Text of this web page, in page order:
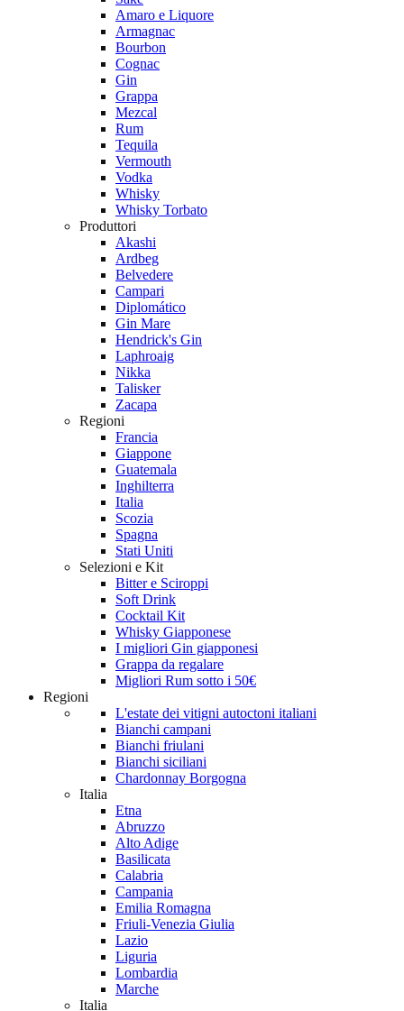
Amaro e Liquore
Armagnac
Bourbon
Cognac
Gin
Grappa
Mezcal
Rum
Tequila
Vermouth
Vodka
Whisky
Whisky Torbato
Produttori
Akashi
Ardbeg
Belvedere
Campari
Diplomático
Gin Mare
Hendrick's Gin
Laphroaig
Nikka
Talisker
Zacapa
Regioni
Francia
Giappone
Guatemala
Inghilterra
Italia
Scozia
Spagna
Stati Uniti
Selezioni e Kit
Bitter e Sciroppi
Soft Drink
Cocktail Kit
Whisky Giapponese
I migliori Gin giapponesi
Grappa da regalare
Migliori Rum sotto i 50€
Regioni
L'estate dei vitigni autoctoni italiani
Bianchi campani
Bianchi friulani
Bianchi siciliani
Chardonnay Borgogna
Italia
Etna
Abruzzo
Alto Adige
Basilicata
Calabria
Campania
Emilia Romagna
Friuli-Venezia Giulia
Lazio
Liguria
Lombardia
Marche
Italia